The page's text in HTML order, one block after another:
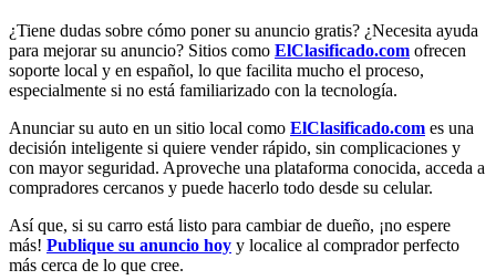
¿Tiene dudas sobre cómo poner su anuncio gratis? ¿Necesita ayuda
para mejorar su anuncio? Sitios como ElClasificado.com ofrecen
soporte local y en español, lo que facilita mucho el proceso,
especialmente si no está familiarizado con la tecnología.
Anunciar su auto en un sitio local como ElClasificado.com es una
decisión inteligente si quiere vender rápido, sin complicaciones y
con mayor seguridad. Aproveche una plataforma conocida, acceda a
compradores cercanos y puede hacerlo todo desde su celular.
Así que, si su carro está listo para cambiar de dueño, ¡no espere
más! Publique su anuncio hoy y localice al comprador perfecto
más cerca de lo que cree.